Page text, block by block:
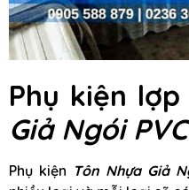
Phụ kiện
Giả Ngói PVC
Phụ kiện Tôn Nhựa Giả